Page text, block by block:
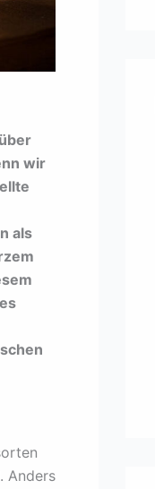
wir
als
Anders